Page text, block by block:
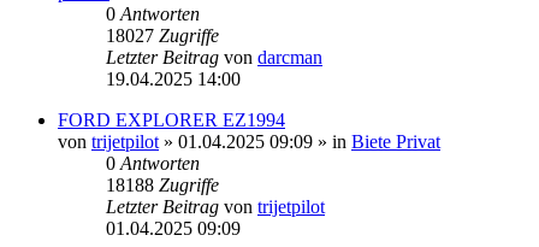
0 Antworten
18027 Zugriffe
Letzter Beitrag von darcman
19.04.2025 14:00
FORD EXPLORER EZ1994
von trijetpilot » 01.04.2025 09:09 » in Biete Privat
0 Antworten
18188 Zugriffe
Letzter Beitrag von trijetpilot
01.04.2025 09:09